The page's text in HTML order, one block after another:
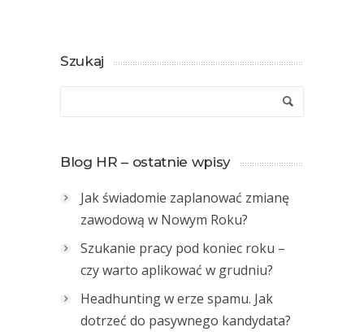
Szukaj
Blog HR – ostatnie wpisy
Jak świadomie zaplanować zmianę
zawodową w Nowym Roku?
Szukanie pracy pod koniec roku –
czy warto aplikować w grudniu?
Headhunting w erze spamu. Jak
dotrzeć do pasywnego kandydata?